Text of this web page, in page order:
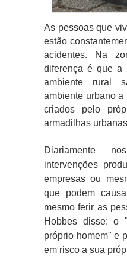
As pessoas que
estão
acidentes. Na
diferença é que a
ambiente rural
ambiente urbano
criados pelo
armadilhas
Diariamente
intervenções
empresas ou
que podem
mesmo ferir as
Hobbes disse: o
próprio homem" e
em risco a sua